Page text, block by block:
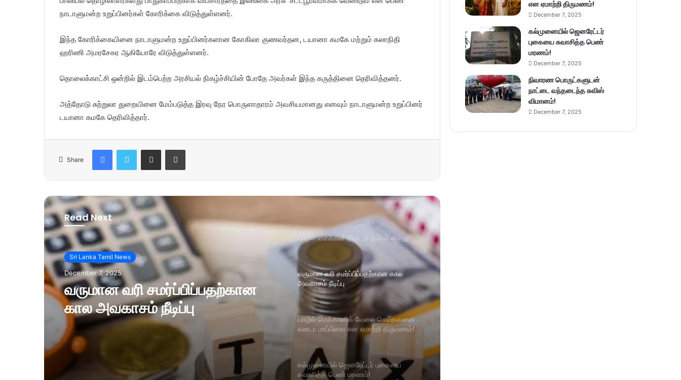
நாடாளுமன்ற உறுப்பினர்கள் கோரிக்கை விடுத்துள்ளனர்.
இந்த கோரிக்கையினை நாடாளுமன்ற உறுப்பினர்களான கோகிலா குணவர்தன, டயானா கமகே மற்றும் கலாநிதி
ஹரிணி அமரசேகர ஆகியோரே விடுத்துள்ளனர்.
தொலைக்காட்சி ஒன்றில் இடம்பெற்ற அரசியல் நிகழ்ச்சியின் போதே அவர்கள் இந்த கருத்தினை தெரிவித்தனர்.
அத்தோடு சுற்றுலா துறையினை மேம்படுத்த இரவு நேர பொருளாதாரம் அவசியமானது எனவும் நாடாளுமன்ற உறுப்பினர்
டயானா கமகே தெரிவித்தார்.
Share
Read Next
Sri Lanka Tamil News
December 7, 2025
வருமான வரி சமர்ப்பிப்பதற்கான
கால அவகாசம் நீடிப்பு
யாழில் சைக்கிள் திருட்டு கும்பல் கைது!
வருமான வரி சமர்ப்பிப்பதற்கான கால
அவகாசம் நீடிப்பு
யாழில் மெக்கானிக் வேலை செய்தவனை
கனடா மாப்பிளை என ஏமாற்றி திருமணம்!
கல்முனையில் ஜெனரேட்டர் புகையை
சுவாசித்த பெண் மரணம்!
என ஏமாற்றி திருமணம்!
December 7, 2025
கல்முனையில் ஜெனரேட்டர்
புகையை சுவாசித்த பெண்
மரணம்!
December 7, 2025
நிவாரண பொருட்களுடன்
நாட்டை வந்தடைந்த சுவிஸ்
விமானம்!
December 7, 2025